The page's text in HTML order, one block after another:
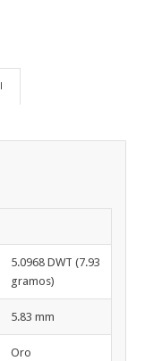
5.0968 DWT (7.93
gramos)
5.83 mm
Oro